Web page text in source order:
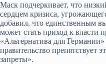
Маск подчеркивает, что
сердцем кризиса,
добавил, что единственным
может стать приход к власти
«Альтернатива для
правительство препятствует
запреты».